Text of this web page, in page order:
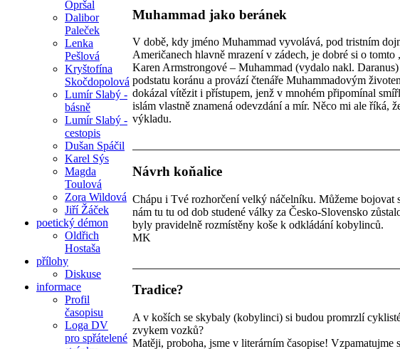
Opršal
Dalibor
Paleček
Lenka
Pešlová
Kryštofína
Skočdopolová
Lumír Slabý -
básně
Lumír Slabý -
cestopis
Dušan Spáčil
Karel Sýs
Magda
Toulová
Zora Wildová
Jiří Žáček
poetický démon
Oldřich
Hostaša
přílohy
Diskuse
informace
Profil
časopisu
Loga DV
pro spřátelené
Muhammad jako beránek
V době, kdy jméno Muhammad vyvolává, pod tristním
Američanech hlavně mrazení v zádech, je dobré si o
Karen Armstrongové – Muhammad (vydalo nakl.
podstatu koránu a provází čtenáře Muhammadovým
dokázal vítězit i přístupem, jenž v mnohém připomínal
islám vlastně znamená odevzdání a mír. Něco mi ale říká,
výkladu.
Návrh koňalice
Chápu i Tvé rozhorčení velký náčelníku. Můžeme bojovat
nám tu tu od dob studené války za Česko-Slovensko
byly pravidelně rozmístěny koše k odkládání kobylinců.
MK
Tradice?
A v koších se skybaly (kobylinci) si budou promrzlí
zvykem vozků?
Matěji, proboha, jsme v literárním časopise! Vzpamatujme